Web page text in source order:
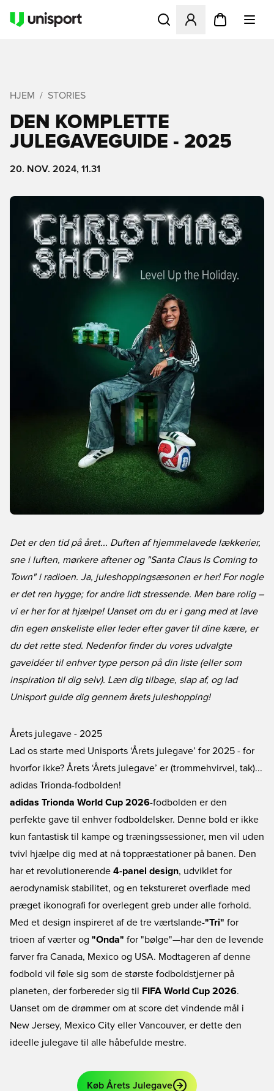
Åbner en Modal til at
HJEM STORIES
DEN KOMPLETTE
JULEGAVEGUIDE - 2025
20. NOV. 2024, 11.31
Det er den tid på året... Duften af hjemmelavede lækkerier,
sne i luften, mørkere aftener og "Santa Claus Is Coming to
Town" i radioen. Ja, juleshoppingsæsonen er her! For nogle
er det ren hygge; for andre lidt stressende. Men bare rolig –
vi er her for at hjælpe! Uanset om du er i gang med at lave
din egen ønskeliste eller leder efter gaver til dine kære, er
du det rette sted. Nedenfor finder du vores udvalgte
gaveidéer til enhver type person på din liste (eller som
inspiration til dig selv). Læn dig tilbage, slap af, og lad
Unisport guide dig gennem årets juleshopping!
Årets julegave - 2025
Lad os starte med Unisports ‘Årets julegave’ for 2025 - for
hvorfor ikke? Årets ‘Årets julegave’ er (trommehvirvel, tak)...
adidas Trionda-fodbolden!
adidas Trionda World Cup 2026-fodbolden er den
perfekte gave til enhver fodboldelsker. Denne bold er ikke
kun fantastisk til kampe og træningssessioner, men vil uden
tvivl hjælpe dig med at nå toppræstationer på banen. Den
har et revolutionerende 4-panel design, udviklet for
aerodynamisk stabilitet, og en tekstureret overflade med
præget ikonografi for overlegent greb under alle forhold.
Med et design inspireret af de tre værtslande-"Tri" for
trioen af værter og "Onda" for "bølge"—har den de levende
farver fra Canada, Mexico og USA. Modtageren af denne
fodbold vil føle sig som de største fodboldstjerner på
planeten, der forbereder sig til
FIFA World Cup 2026.
Uanset om de drømmer om at score det vindende mål i
New Jersey, Mexico City eller Vancouver, er dette den
ideelle julegave til alle håbefulde mestre.
Køb Årets Julegave